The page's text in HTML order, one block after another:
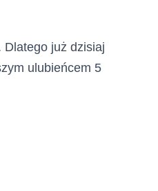
Dlatego już dzisiaj
ulubieńcem 5